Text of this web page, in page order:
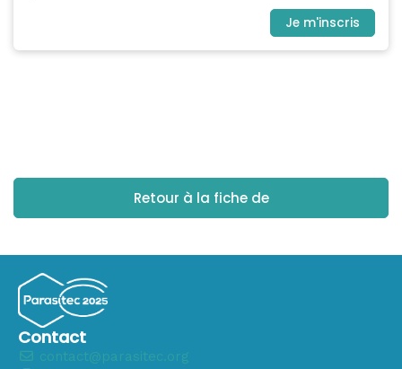
Je m'inscris
Retour à la fiche de
Contact